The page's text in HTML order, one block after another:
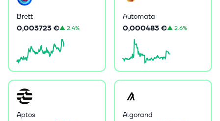
Brett
0,003723 €▲2.4%
Automata
0,000483 €▲2.6%
Aptos
Algorand